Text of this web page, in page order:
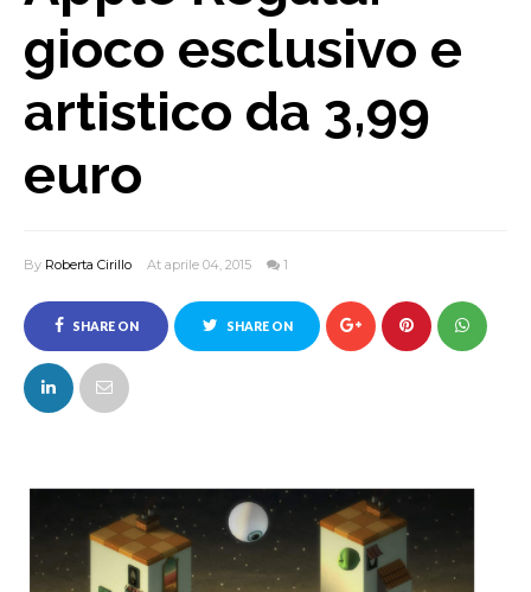
gioco esclusivo e
artistico da 3,99
euro
By Roberta Cirillo At aprile 04, 2015 1
SHARE ON
FACEBOOK
SHARE ON